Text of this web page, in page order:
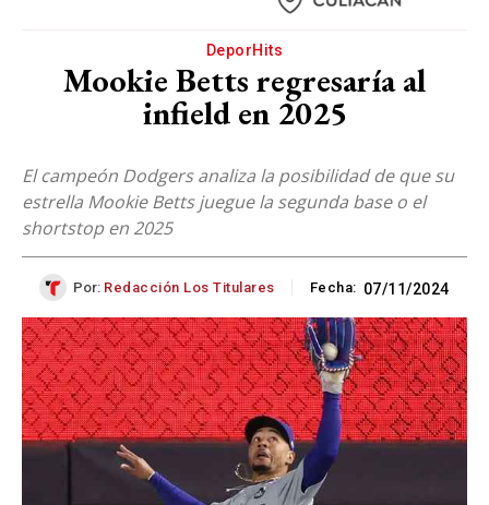
DeporHits
Mookie Betts regresaría al
infield en 2025
El campeón Dodgers analiza la posibilidad de que su
estrella Mookie Betts juegue la segunda base o el
shortstop en 2025
Por: Redacción Los Titulares Fecha: 07/11/2024